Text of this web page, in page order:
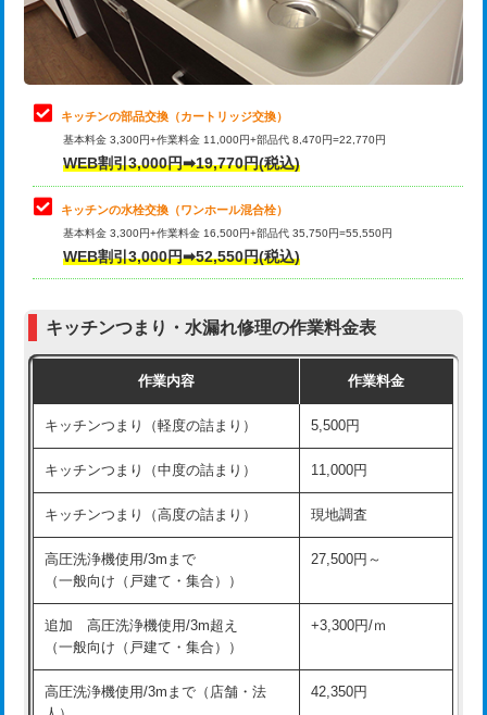
給水管工事※（土の掘削・埋め戻し作
11,000円
給水管工事※（塩ビ管（VP・HI）使
用/3ｍまで)
給水管工事※（塩ビ管（VP・HI）使
用（追加）/3ｍ超え)
給水管工事※（ライニング鋼管・銅
管・ポリ管・HT管使用/3ｍまで)
44,000円
管・ポリ管・HT管使用/3ｍ超え)
排水管工事（土の掘削・埋め戻し作
11,000円~
排水管工事（排水管工事/3ｍまで） 55,000円
排水管工事（追加 排水管工事/3ｍ超
+11,000円
マス交換（深さ50㎝未満）
マス交換（深さ50㎝以上） 66,000円
コンクリート斫り（厚さ10㎝まで）
止水・漏水調査・防水処理・清掃・修
理・調整・分解・加工など（軽作業）
11,000円
止水・漏水調査・防水処理・清掃・修
理・調整・分解・加工など（中作業）
22,000円
止水・漏水調査・防水処理・清掃・修
理・調整・分解・加工など（重作業）
33,000円
お風呂タンク脱着
その他部品の脱着
式・ワンホール）)
交換・取付(排水栓・排水トラップ
22,000円+材料費
持込商品取付（単水栓）
持込商品取付（混合水栓） 16,500円
キッチンの部品交換（カートリッジ交換）
基本料金 3,300円+作業料金 11,000円+部品代 8,470円=22,770円
WEB割引3,000円➡19,770円(税込)
キッチンの水栓交換（ワンホール混合栓）
基本料金 3,300円+作業料金 16,500円+部品代 35,750円=55,550円
WEB割引3,000円➡52,550円(税込)
キッチンつまり・水漏れ修理の作業料金表
作業内容 作業料金
キッチンつまり（軽度の詰まり） 5,500円
キッチンつまり（中度の詰まり） 11,000円
キッチンつまり（高度の詰まり） 現地調査
高圧洗浄機使用/3mまで
（一般向け（戸建て・集合））
27,500円～
追加 高圧洗浄機使用/3m超え
（一般向け（戸建て・集合））
+3,300円/ｍ
高圧洗浄機使用/3mまで（店舗・法
42,350円